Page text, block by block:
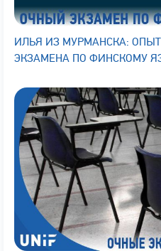
ИЛЬЯ ИЗ МУРМАНСКА:
ЭКЗАМЕНА ПО ФИНСКОМУ